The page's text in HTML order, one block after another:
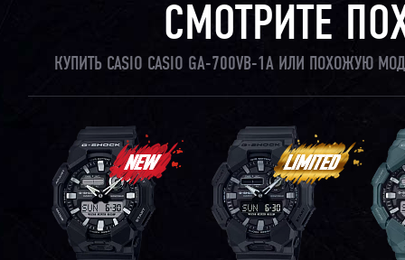
СМОТРИТЕ
КУПИТЬ CASIO CASIO GA-700VB-1A ИЛИ ПОХОЖУЮ